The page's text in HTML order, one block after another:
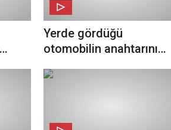
Yerde gördüğü
otomobilin anahtarını